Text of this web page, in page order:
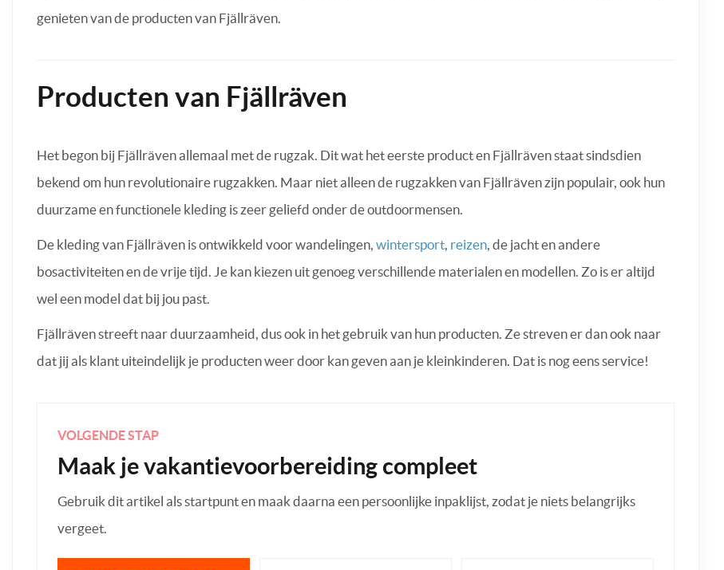
genieten van de producten van Fjällräven.
Producten van Fjällräven
Het begon bij Fjällräven allemaal met de rugzak. Dit wat het eerste product en Fjällräven staat sindsdien
bekend om hun revolutionaire rugzakken. Maar niet alleen de rugzakken van Fjällräven zijn populair, ook hun
duurzame en functionele kleding is zeer geliefd onder de outdoormensen.
De kleding van Fjällräven is ontwikkeld voor wandelingen, wintersport reizen , de jacht en andere
bosactiviteiten en de vrije tijd. Je kan kiezen uit genoeg verschillende materialen en modellen. Zo is er altijd
wel een model dat bij jou past.
Fjällräven streeft naar duurzaamheid, dus ook in het gebruik van hun producten. Ze streven er dan ook naar
dat jij als klant uiteindelijk je producten weer door kan geven aan je kleinkinderen. Dat is nog eens service!
VOLGENDE STAP
Maak je vakantievoorbereiding compleet
Gebruik dit artikel als startpunt en maak daarna een persoonlijke inpaklijst, zodat je niets belangrijks
vergeet.